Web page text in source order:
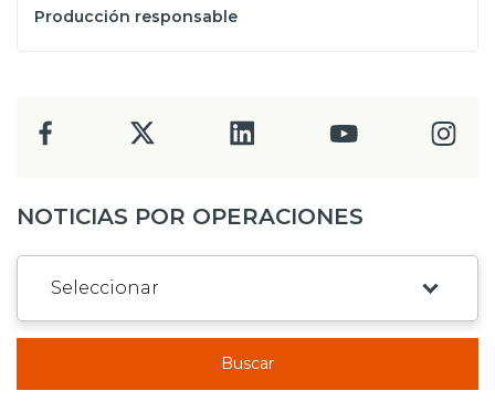
Producción responsable
NOTICIAS POR OPERACIONES
Buscar